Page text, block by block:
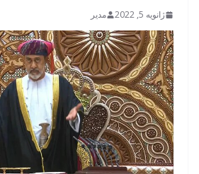
ژانویه 5, 2022 مدیر